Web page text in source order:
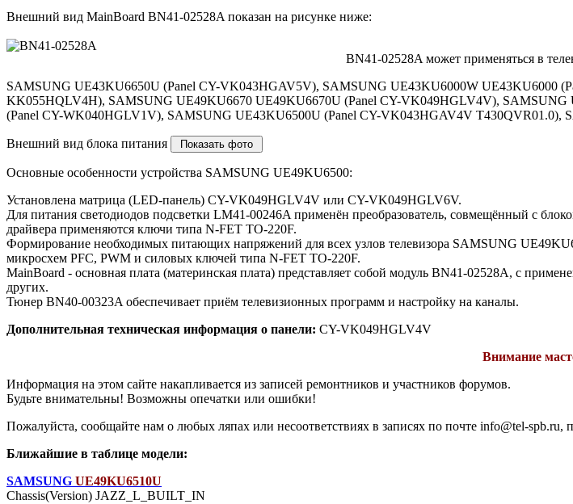
Внешний вид MainBoard BN41-02528A показан на рисунке ниже:
BN41-02528A может применяться в
SAMSUNG UE43KU6650U (Panel CY-VK043HGAV5V), SAMSUNG UE43KU6000W UE43KU6000
KK055HQLV4H), SAMSUNG UE49KU6670 UE49KU6670U (Panel CY-VK049HGLV4V),
(Panel CY-WK040HGLV1V), SAMSUNG UE43KU6500U (Panel CY-VK043HGAV4V T430QVR01.0),
Внешний вид блока питания
Основные особенности устройства SAMSUNG UE49KU6500:
Установлена матрица (LED-панель) CY-VK049HGLV4V или CY-VK049HGLV6V.
Для питания светодиодов подсветки LM41-00246A применён преобразователь, совмещённый с
драйвера применяются ключи типа N-FET TO-220F.
Формирование необходимых питающих напряжений для всех узлов телевизора SAMSUNG
микросхем PFC, PWM и силовых ключей типа N-FET TO-220F.
MainBoard - основная плата (материнская плата) представляет собой модуль BN41-02528A, с
других.
Тюнер BN40-00323A обеспечивает приём телевизионных программ и настройку на каналы.
Дополнительная техническая информация о панели: CY-VK049HGLV4V
Внимание
Информация на этом сайте накапливается из записей ремонтников и участников форумов.
Будьте внимательны! Возможны опечатки или ошибки!
Пожалуйста, сообщайте нам о любых ляпах или несоответствиях в записях по почте info@tel-
Ближайшие в таблице модели:
SAMSUNG UE49KU6510U
Chassis(Version) JAZZ_L_BUILT_IN